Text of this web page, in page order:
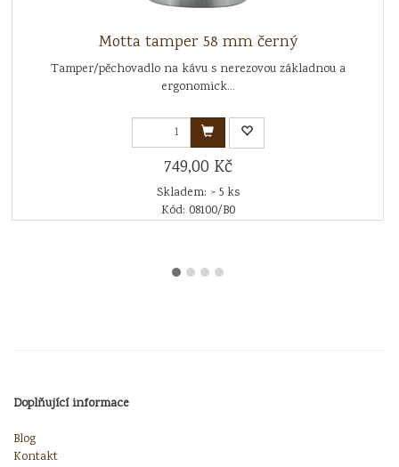
Motta tamper 58 mm černý
Tamper/pěchovadlo na kávu s nerezovou základnou a
ergonomick...
749,00 Kč
Skladem: > 5 ks
Kód: 08100/B0
Doplňující informace
Blog
Kontakt